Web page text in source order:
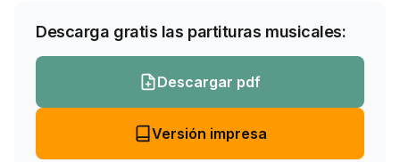
Descarga gratis las partituras musicales:
Descargar pdf
Versión impresa